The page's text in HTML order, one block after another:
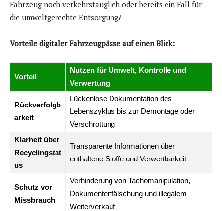
Fahrzeug noch verkehrstauglich oder bereits ein Fall für
die umweltgerechte Entsorgung?
Vorteile digitaler Fahrzeugpässe auf einen Blick:
Vorteil
Nutzen für Umwelt, Kontrolle und
Verwertung
Rückverfolgb
arkeit
Lückenlose Dokumentation des
Lebenszyklus bis zur Demontage oder
Verschrottung
Klarheit über
Recyclingstat
us
Transparente Informationen über
enthaltene Stoffe und Verwertbarkeit
Schutz vor
Missbrauch
Verhinderung von Tachomanipulation,
Dokumentenfälschung und illegalem
Weiterverkauf